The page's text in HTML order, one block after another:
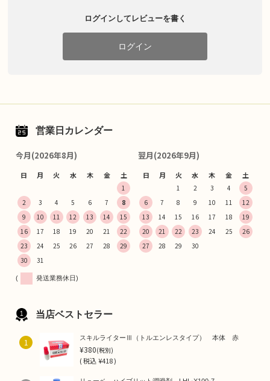
ログインしてレビューを書く
ログイン
営業日カレンダー
今月(2026年8月)
日 月 火 水 木 金 土
1
2
3 4 5 6 7
8
9
10 11 12 13 14
15
16
17 18 19 20 21
22
23
24 25 26 27 28
29
30
31
翌月(2026年9月)
日 月 火 水 木 金 土
1 2 3 4
5
6
7 8 9 10 11
12
13
14 15 16 17 18
19
20
21 22 23 24 25
26
27
28 29 30
( 発送業務休日)
当店ベストセラー
1 スキルライターⅢ（トルエンレスタイプ） 本体 赤
¥380(税別)
(税込¥418 )